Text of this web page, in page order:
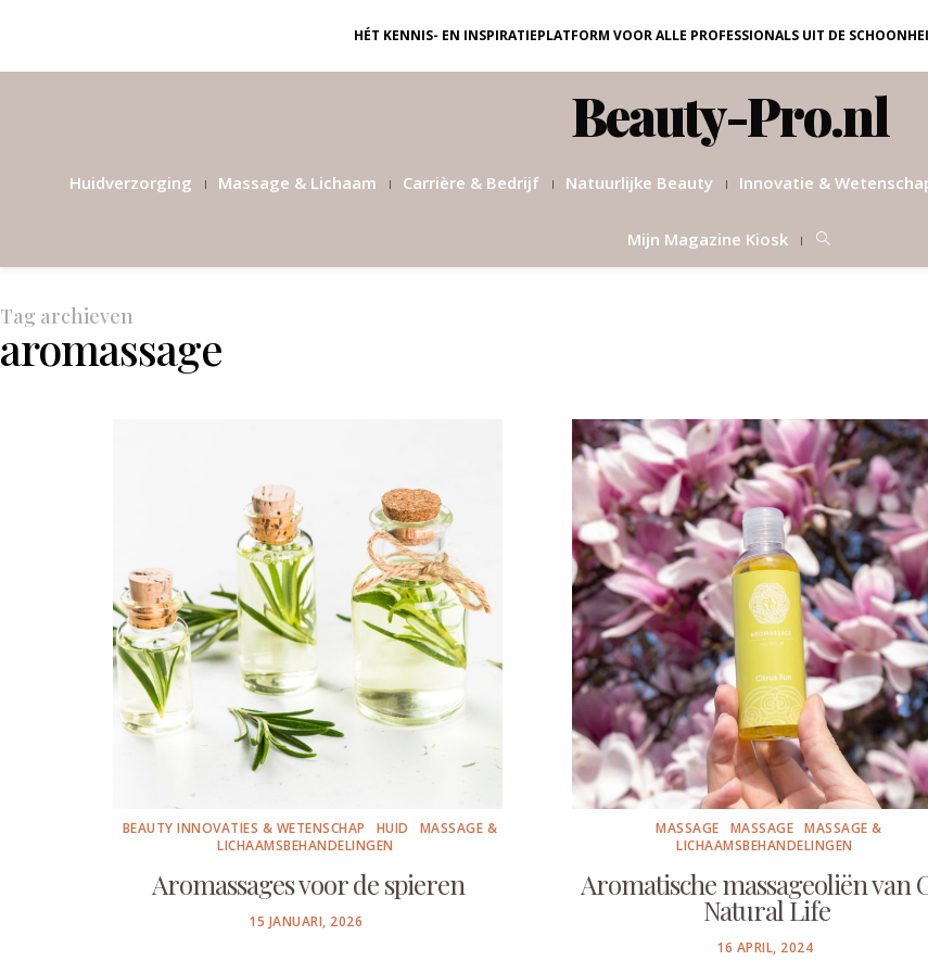
HÉT KENNIS- EN INSPIRATIEPLATFORM VOOR ALLE PROFESSIONALS UIT DE
Beauty-Pro.nl
Huidverzorging Massage & Lichaam Carrière & Bedrijf Natuurlijke Beauty Innovatie &
Mijn Magazine Kiosk
Tag archieven
aromassage
BEAUTY INNOVATIES & WETENSCHAP HUID
MASSAGE &
LICHAAMSBEHANDELINGEN
Aromassages voor de spieren
POSTED
15 JANUARI, 2026
MASSAGE MASSAGE
MASSAGE &
LICHAAMSBEHANDELINGEN
Aromatische massageoliën van
Natural Life
POSTED
16 APRIL, 2024